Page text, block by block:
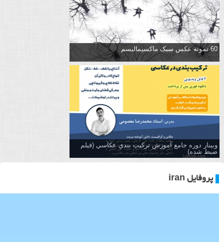
60 نمونه عکس سبک ماکسیمالیسم
وبینار دوره جامع آموزش تركيب بندي عكاسي (فیلم
ضبط شده)
پروفایل iran